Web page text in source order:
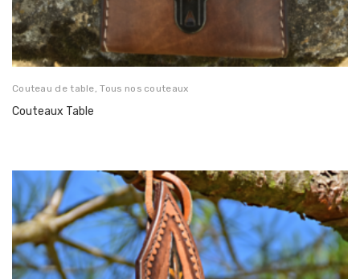
Couteau de table,Tous nos couteaux
Couteaux Table